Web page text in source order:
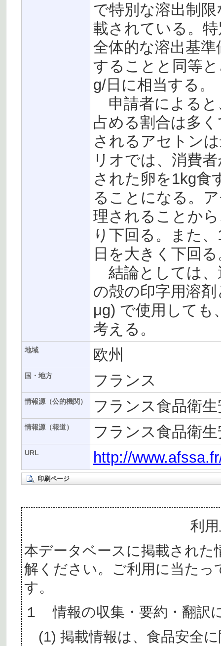
で特別な溶出制
載されている。
全体的な溶出基
することと同等
g/日に相当する。
申請者によると
占める割合は多
されるアセトン
リオでは、消費
された卵を1kg食
ることになる。
理されることか
り下回る。また
日を大きく下回
結論としては、
の殻の印字用溶
μg) で使用しても
考える。
地域 欧州
国・地方 フランス
情報源（公的機関） フランス食品衛
情報源（報道） フランス食品衛
URL http://
印刷ページ
利
本データベースに掲載された
解ください。ご利用に当た
す。
１ 情報の収集・要約・翻訳
(1) 掲載情報は、食品安全